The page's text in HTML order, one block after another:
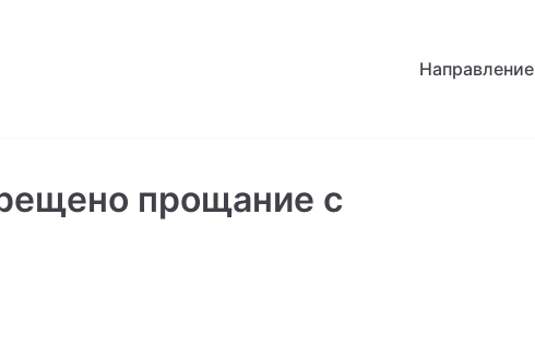
Направление
прощание с